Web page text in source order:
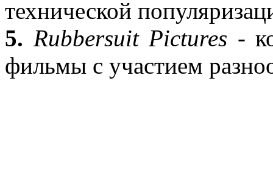
технической
5. Rubbersuit Pictures -
фильмы с участием